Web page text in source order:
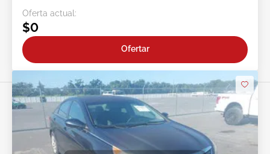
Oferta actual:
$0
Ofertar